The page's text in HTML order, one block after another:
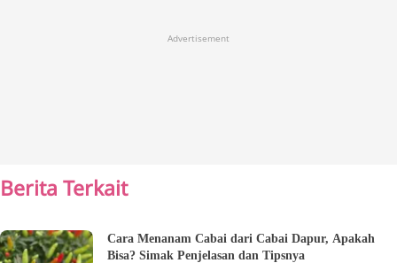
Advertisement
Berita Terkait
Cara Menanam Cabai dari Cabai Dapur, Apakah
Bisa? Simak Penjelasan dan Tipsnya